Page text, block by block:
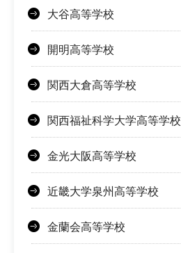
大谷高等学校
開明高等学校
関西大倉高等学校
関西福祉科学大学高等学校
金光大阪高等学校
近畿大学泉州高等学校
金蘭会高等学校